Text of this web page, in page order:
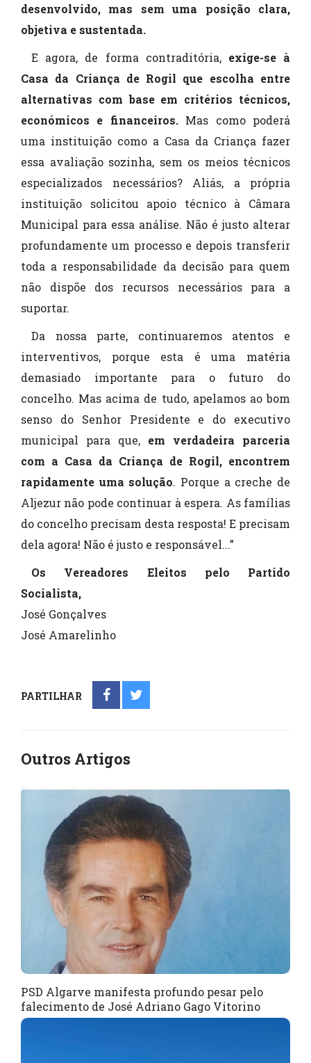
desenvolvido, mas sem uma posição clara,
objetiva e sustentada.
E agora, de forma contraditória, exige-se à
Casa da Criança de Rogil que escolha entre
alternativas com base em critérios técnicos,
económicos e financeiros. Mas como poderá
uma instituição como a Casa da Criança fazer
essa avaliação sozinha, sem os meios técnicos
especializados necessários? Aliás, a própria
instituição solicitou apoio técnico à Câmara
Municipal para essa análise. Não é justo alterar
profundamente um processo e depois transferir
toda a responsabilidade da decisão para quem
não dispõe dos recursos necessários para a
suportar.
Da nossa parte, continuaremos atentos e
interventivos, porque esta é uma matéria
demasiado importante para o futuro do
concelho. Mas acima de tudo, apelamos ao bom
senso do Senhor Presidente e do executivo
municipal para que, em verdadeira parceria
com a Casa da Criança de Rogil, encontrem
rapidamente uma solução. Porque a creche de
Aljezur não pode continuar à espera. As famílias
do concelho precisam desta resposta! E precisam
dela agora! Não é justo e responsável...”
Os Vereadores Eleitos pelo Partido
Socialista,
José Gonçalves
José Amarelinho
PARTILHAR
Outros Artigos
PSD Algarve manifesta profundo pesar pelo
falecimento de José Adriano Gago Vitorino